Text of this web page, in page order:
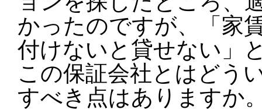
かったのですが、「家
付けないと貸せない」
この保証会社とはどう
すべき点はありますか